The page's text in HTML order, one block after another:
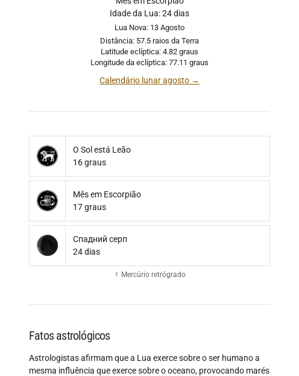
Idade da Lua: 24 dias
Lua Nova: 13 Agosto
Distância: 57.5 raios da Terra
Latitude eclíptica: 4.82 graus
Longitude da eclíptica: 77.11 graus
Calendário lunar agosto →
O Sol está Leão
16 graus
Mês em Escorpião
17 graus
Спадний серп
24 dias
☿ Mercúrio retrógrado
Fatos astrológicos
Astrologistas afirmam que a Lua exerce sobre o ser humano a
mesma influência que exerce sobre o oceano, provocando marés